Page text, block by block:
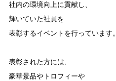
社内の環境向上に貢献し、
輝いていた社員を
表彰するイベントを行っています。
表彰された方には、
豪華景品やトロフィーや